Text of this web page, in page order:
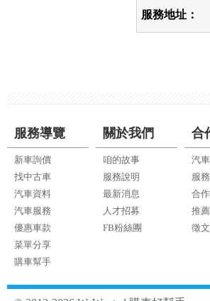
服務地址：
服務導覽
新車詢價
找中古車
汽車資料
汽車服務
優惠車款
菜單分享
購車幫手
關於我們
咱的故事
服務說明
最新消息
人才招募
FB粉絲團
合
汽
服
合
推
徵